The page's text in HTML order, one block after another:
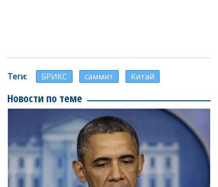
Теги БРИКС саммит Китай
Новости по теме